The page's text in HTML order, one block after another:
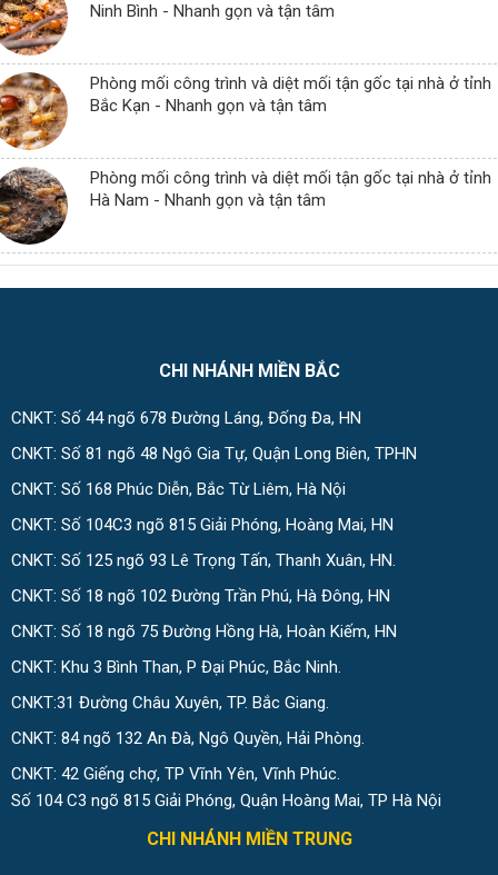
Ninh Bình - Nhanh gọn và tận tâm
Phòng mối công trình và diệt mối tận gốc tại nhà ở tỉnh
Bắc Kạn - Nhanh gọn và tận tâm
Phòng mối công trình và diệt mối tận gốc tại nhà ở tỉnh
Hà Nam - Nhanh gọn và tận tâm
CHI NHÁNH MIỀN BẮC
CNKT: Số 44 ngõ 678 Đường Láng, Đống Đa, HN
CNKT: Số 81 ngõ 48 Ngô Gia Tự, Quận Long Biên, TPHN
CNKT: Số 168 Phúc Diễn, Bắc Từ Liêm, Hà Nội
CNKT: Số 104C3 ngõ 815 Giải Phóng, Hoàng Mai, HN
CNKT: Số 125 ngõ 93 Lê Trọng Tấn, Thanh Xuân, HN.
CNKT: Số 18 ngõ 102 Đường Trần Phú, Hà Đông, HN
CNKT: Số 18 ngõ 75 Đường Hồng Hà, Hoàn Kiếm, HN
CNKT: Khu 3 Bình Than, P Đại Phúc, Bắc Ninh.
CNKT:31 Đường Châu Xuyên, TP. Bắc Giang.
CNKT: 84 ngõ 132 An Đà, Ngô Quyền, Hải Phòng.
CNKT: 42 Giếng chợ, TP Vĩnh Yên, Vĩnh Phúc.
Số 104 C3 ngõ 815 Giải Phóng, Quận Hoàng Mai, TP Hà Nội
CHI NHÁNH MIỀN TRUNG